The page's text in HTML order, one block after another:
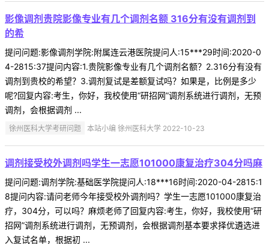
影像调剂贵院影像专业有几个调剂名额 316分有没有调剂到
的希
提问问题:影像调剂学院:附属连云港医院提问人:15***29时间:2020-0
4-2815:37提问内容:1.贵院影像专业有几个调剂名额？2.316分有没有
调剂到贵校的希望？3.调剂复试是差额复试吗？如果是，比例是多少
呢?回复内容:考生，你好，我校使用“研招网”调剂系统进行调剂，无预
调剂，会根据调剂 ...
徐州医科大学考研问题 本站小编 徐州医科大学 2022-10-23
调剂接受校外调剂吗学生一志愿101000康复治疗304分吗麻
提问问题:调剂学院:基础医学院提问人:18***16时间:2020-04-2815:1
8提问内容:请问老师今年接受校外调剂吗？学生一志愿101000康复治
疗，304分，可以吗？麻烦老师了回复内容:考生，你好，我校使用“研
招网”调剂系统进行调剂，无预调剂，会根据调剂基本要求择优遴选进
入复试名单，根据初 ...